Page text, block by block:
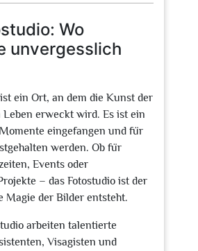
Wo
unvergesslich
ein Ort, an dem die Kunst der
Leben erweckt wird. Es ist ein
eingefangen und für
werden. Ob für
Events oder
– das Fotostudio ist der
Magie der Bilder entsteht.
arbeiten talentierte
Visagisten und